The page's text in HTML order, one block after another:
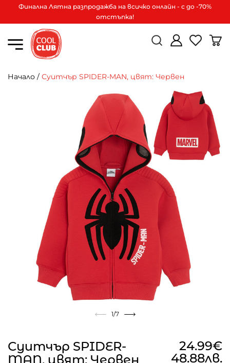
Финална Лятна разпродажба на всичко онлайн - с до -70%
отстъпка!
Начало / Суитчър SPIDER-MAN, цвят: Червен
1/7
Суитчър SPIDER-
MAN, цвят: Червен
24.99€
48.88лв.